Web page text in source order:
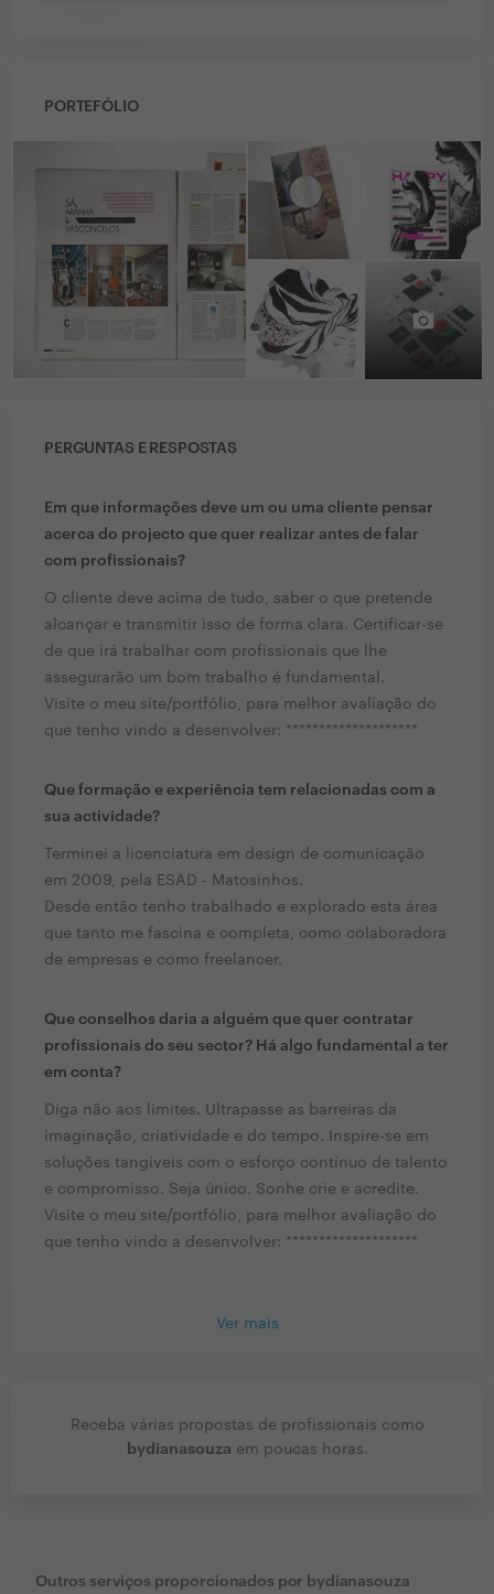
PORTEFÓLIO
PERGUNTAS E RESPOSTAS
Em que informações deve um ou uma cliente pensar
acerca do projecto que quer realizar antes de falar
com profissionais?
O cliente deve acima de tudo, saber o que pretende
alcançar e transmitir isso de forma clara. Certificar-se
de que irá trabalhar com profissionais que lhe
assegurarão um bom trabalho é fundamental.
Visite o meu site/portfólio, para melhor avaliação do
que tenho vindo a desenvolver: ********************
Que formação e experiência tem relacionadas com a
sua actividade?
Terminei a licenciatura em design de comunicação
em 2009, pela ESAD - Matosinhos.
Desde então tenho trabalhado e explorado esta área
que tanto me fascina e completa, como colaboradora
de empresas e como freelancer.
Que conselhos daria a alguém que quer contratar
profissionais do seu sector? Há algo fundamental a ter
em conta?
Diga não aos limites. Ultrapasse as barreiras da
imaginação, criatividade e do tempo. Inspire-se em
soluções tangíveis com o esforço contínuo de talento
e compromisso. Seja único. Sonhe crie e acredite.
Visite o meu site/portfólio, para melhor avaliação do
que tenho vindo a desenvolver: ********************
Ver mais
Receba várias propostas de profissionais como
bydianasouza em poucas horas.
Outros serviços proporcionados por bydianasouza